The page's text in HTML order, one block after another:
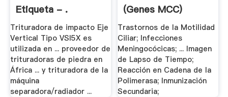
Etiqueta - .
Trituradora de impacto Eje
Vertical Tipo VSI5X es
utilizada en ... proveedor de
trituradoras de piedra en
África ... y trituradora de la
máquina
separadora/radiador ...
(Genes MCC)
Trastornos de la Motilidad
Ciliar; Infecciones
Meningocócicas; ... Imagen
de Lapso de Tiempo;
Reacción en Cadena de la
Polimerasa; Inmunización
Secundaria;